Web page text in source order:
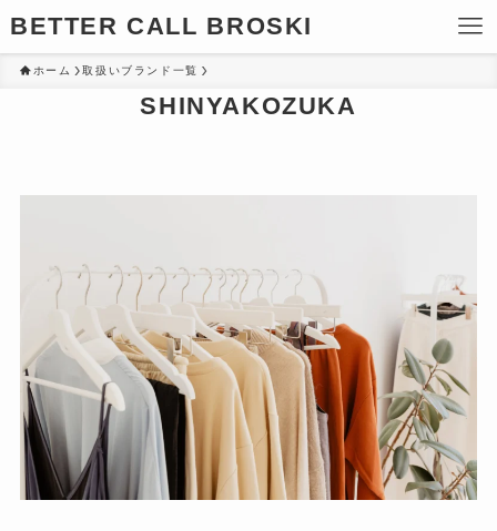
BETTER CALL BROSKI
ホーム 取扱いブランド一覧
SHINYAKOZUKA